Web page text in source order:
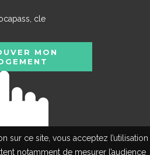
sur ce site, vous acceptez l’utilisation
notamment de mesurer l’audience
cle
MON